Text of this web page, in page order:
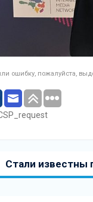
ошибку, пожалуйста,
запись:
Стали известны